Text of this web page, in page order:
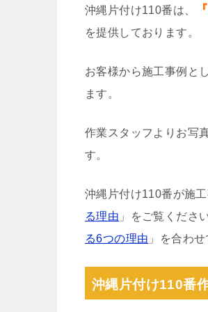
沖縄片付け110番は、
を提供しております。
お客様から施工事例と
ます。
作業スタッフよりお写
す。
沖縄片付け110番が施
る理由 」をご覧くださ
る6つの理由 」を合わ
沖縄片付け110番